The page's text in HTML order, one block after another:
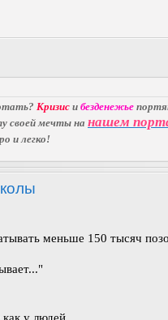
Кризис и безденежье
своей мечты на нашем
и легко!
меньше 150 тысяч
как у людей